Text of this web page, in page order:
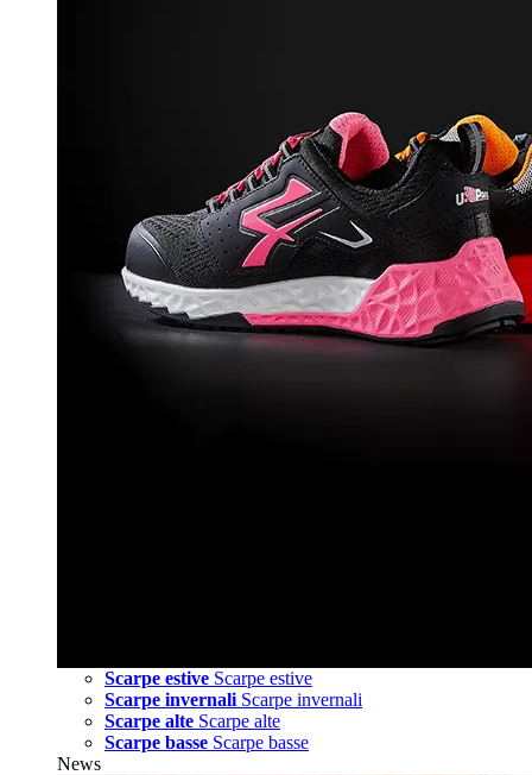
Scarpe estive Scarpe estive
Scarpe invernali Scarpe invernali
Scarpe alte Scarpe alte
Scarpe basse Scarpe basse
News